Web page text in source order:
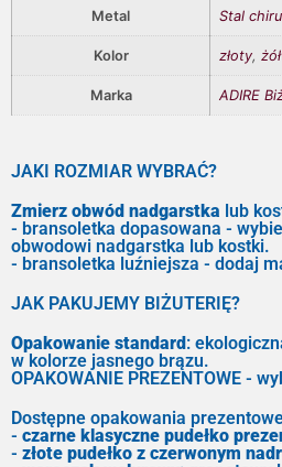
Metal Stal
Kolor złoty,
Marka ADIRE
JAKI ROZMIAR WYBRAĆ?
Zmierz obwód nadgarstka lub
- bransoletka dopasowana -
obwodowi nadgarstka lub kostki.
- bransoletka luźniejsza - dodaj
JAK PAKUJEMY BIŻUTERIĘ?
Opakowanie standard :
w kolorze jasnego brązu.
OPAKOWANIE PREZENTOWE -
Dostępne opakowania
- czarne klasyczne pudełko
- złote pudełko z czerwonym